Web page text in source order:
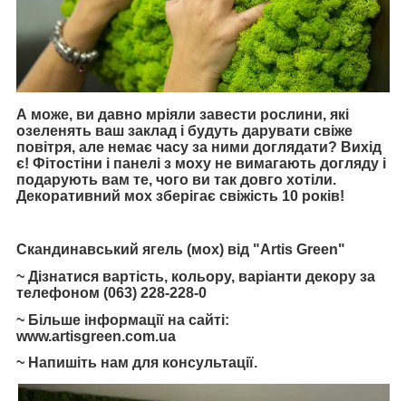
А може, ви давно мріяли завести рослини, які
озеленять ваш заклад і будуть дарувати свіже
повітря, але немає часу за ними доглядати? Вихід
є! Фітостіни і панелі з моху не вимагають догляду і
подарують вам те, чого ви так довго хотіли.
Декоративний мох зберігає свіжість 10 років!
Скандинавський ягель (мох) від "Artis Green"
~ Дізнатися вартість, кольору, варіанти декору за
телефоном (063) 228-228-0
~ Більше інформації на сайті:
www.artisgreen.com.ua
~ Напишіть нам для консультації.